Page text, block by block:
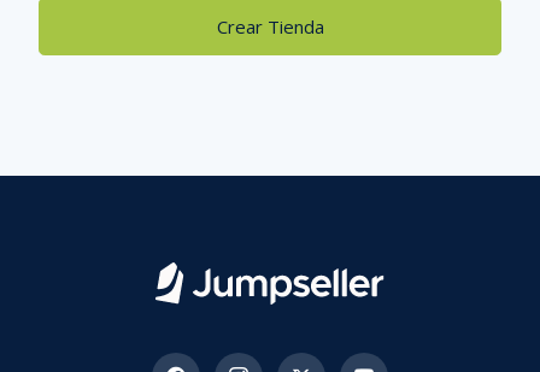
Crear Tienda